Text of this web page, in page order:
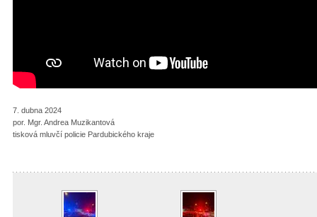
7. dubna 2024
por. Mgr. Andrea Muzikantová
tisková mluvčí policie Pardubického kraje